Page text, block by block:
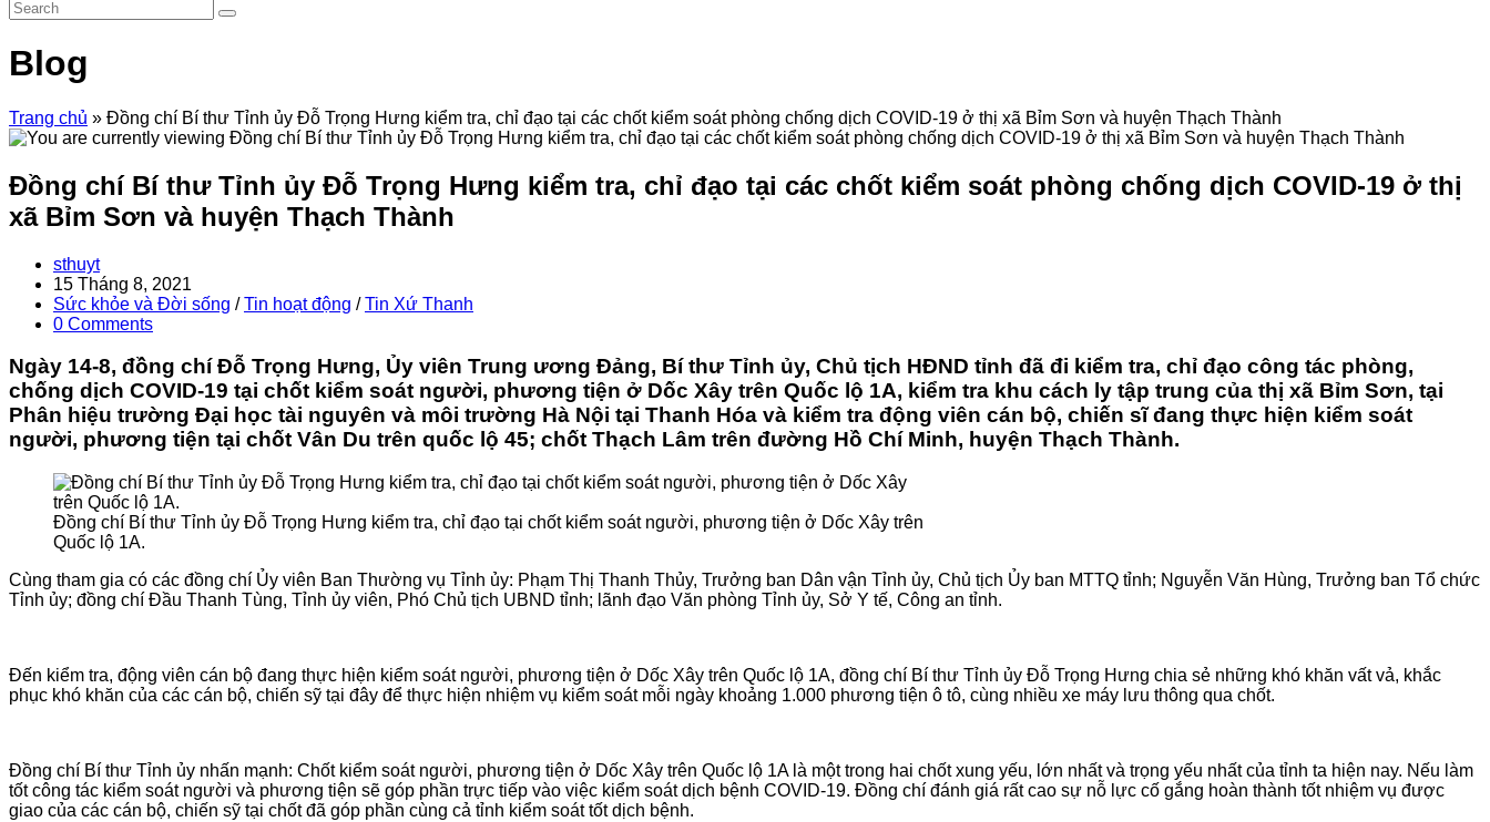
Blog
Trang chủ » Đồng chí Bí thư Tỉnh ủy Đỗ Trọng Hưng kiểm tra, chỉ đạo tại các chốt kiểm soát phòng chống dịch COVID-19 ở thị xã Bỉm Sơn và huyện Thạch Thành
Đồng chí Bí thư Tỉnh ủy Đỗ Trọng Hưng kiểm tra, chỉ đạo tại các chốt kiểm soát phòng chống dịch COVID-19 ở thị
xã Bỉm Sơn và huyện Thạch Thành
Post
author:
sthuyt
Post
published:
15 Tháng 8, 2021
Post
category:
Sức khỏe và Đời sống / Tin hoạt động / Tin Xứ Thanh
Post
0 Comments
Ngày 14-8, đồng chí Đỗ Trọng Hưng, Ủy viên Trung ương Đảng, Bí thư Tỉnh ủy, Chủ tịch HĐND tỉnh đã đi kiểm tra, chỉ đạo công tác phòng,
chống dịch COVID-19 tại chốt kiểm soát người, phương tiện ở Dốc Xây trên Quốc lộ 1A, kiểm tra khu cách ly tập trung của thị xã Bỉm Sơn, tại
Phân hiệu trường Đại học tài nguyên và môi trường Hà Nội tại Thanh Hóa và kiểm tra động viên cán bộ, chiến sĩ đang thực hiện kiểm soát
người, phương tiện tại chốt Vân Du trên quốc lộ 45; chốt Thạch Lâm trên đường Hồ Chí Minh, huyện Thạch Thành.
Đồng chí Bí thư Tỉnh ủy Đỗ Trọng Hưng kiểm tra, chỉ đạo tại chốt kiểm soát người, phương tiện ở Dốc Xây trên
Quốc lộ 1A.
Cùng tham gia có các đồng chí Ủy viên Ban Thường vụ Tỉnh ủy: Phạm Thị Thanh Thủy, Trưởng ban Dân vận Tỉnh ủy, Chủ tịch Ủy ban MTTQ tỉnh; Nguyễn Văn Hùng, Trưởng ban Tổ chức
Tỉnh ủy; đồng chí Đầu Thanh Tùng, Tỉnh ủy viên, Phó Chủ tịch UBND tỉnh; lãnh đạo Văn phòng Tỉnh ủy, Sở Y tế, Công an tỉnh.
Đến kiểm tra, động viên cán bộ đang thực hiện kiểm soát người, phương tiện ở Dốc Xây trên Quốc lộ 1A, đồng chí Bí thư Tỉnh ủy Đỗ Trọng Hưng chia sẻ những khó khăn vất vả, khắc
phục khó khăn của các cán bộ, chiến sỹ tại đây để thực hiện nhiệm vụ kiểm soát mỗi ngày khoảng 1.000 phương tiện ô tô, cùng nhiều xe máy lưu thông qua chốt.
Đồng chí Bí thư Tỉnh ủy nhấn mạnh: Chốt kiểm soát người, phương tiện ở Dốc Xây trên Quốc lộ 1A là một trong hai chốt xung yếu, lớn nhất và trọng yếu nhất của tỉnh ta hiện nay. Nếu làm
tốt công tác kiểm soát người và phương tiện sẽ góp phần trực tiếp vào việc kiểm soát dịch bệnh COVID-19. Đồng chí đánh giá rất cao sự nỗ lực cố gắng hoàn thành tốt nhiệm vụ được
giao của các cán bộ, chiến sỹ tại chốt đã góp phần cùng cả tỉnh kiểm soát tốt dịch bệnh.